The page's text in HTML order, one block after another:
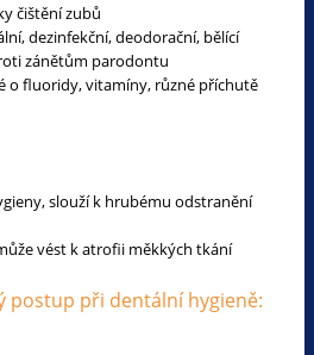
čištění zubů
dezinfekční, deodorační, bělící
zánětům parodontu
o fluoridy, vitamíny, různé příchutě
slouží k hrubému odstranění
vést k atrofii měkkých tkání
postup při dentální hygieně: